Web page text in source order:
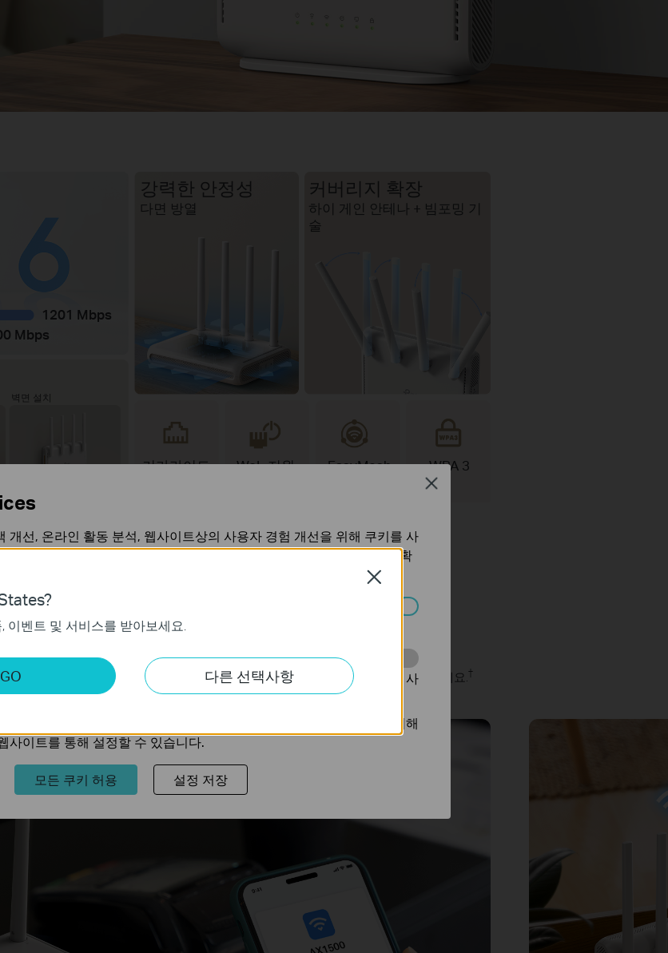
1201 Mbps
Mbps
강력한 안정성
다면 방열
커버리지 확장
하이 게인 안테나 + 빔포밍 기
술
벽면 설치
기가라이트
WoL 지원
EasyMesh
WPA 3
으로 혼잡 감소
300 Mbps 속도를 지원하는 AX1500을 통해 어떤 환경에서든 초고속 인터넷을 즐기세요. †
이벤트 및 서비스를 받아보세요.
GO 다른 선택사항
Close
개선, 온라인 활동 분석, 웹사이트상의 사용자 경험 개선을 위해 쿠키를 사
키 사용을 거부할 수 있습니다. 자세한 내용은개인정보 처리방침에서 확
데 필요하며 사용자의 시스템에서 비활성화할 수 없습니다.
을 개선하고 조정하기 위해 웹사이트에서의 사용자 활동을 분석하는 데 사
대한 프로필을 생성하고 다른 웹사이트에서 관련 광고를 표시하기 위해
사이트를 통해 설정할 수 있습니다.
모든 쿠키 허용 설정 저장
Close